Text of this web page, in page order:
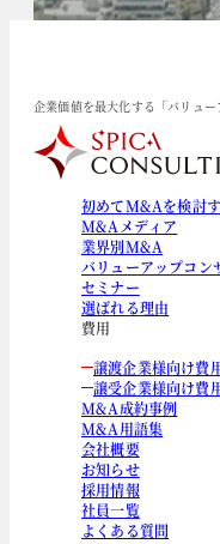
企業価値を最大化する「バリュ
初めてM&Aを検討
M&Aメディア
業界別M&A
バリューアップコン
セミナー
選ばれる理由
費用
譲渡企業様向け費
譲受企業様向け費
M&A成約事例
M&A用語集
会社概要
お知らせ
採用情報
社員一覧
よくある質問